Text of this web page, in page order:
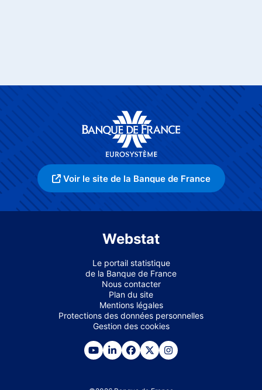
Voir le site de la Banque de France
Webstat
Le portail statistique
de la Banque de France
Nous contacter
Plan du site
Mentions légales
Protections des données personnelles
Gestion des cookies